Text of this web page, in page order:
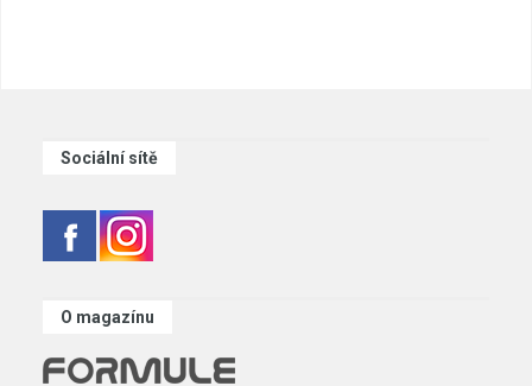
Sociální sítě
O magazínu